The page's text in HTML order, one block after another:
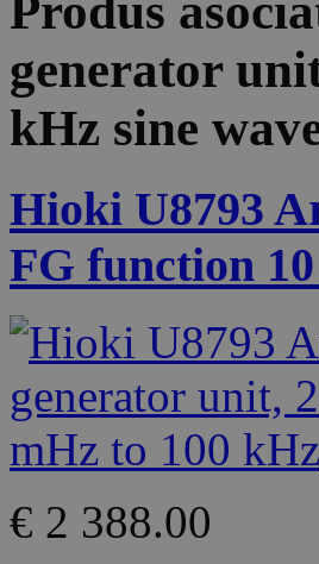
generator
kHz sine
Hioki U8793
FG function
€ 2 388.00